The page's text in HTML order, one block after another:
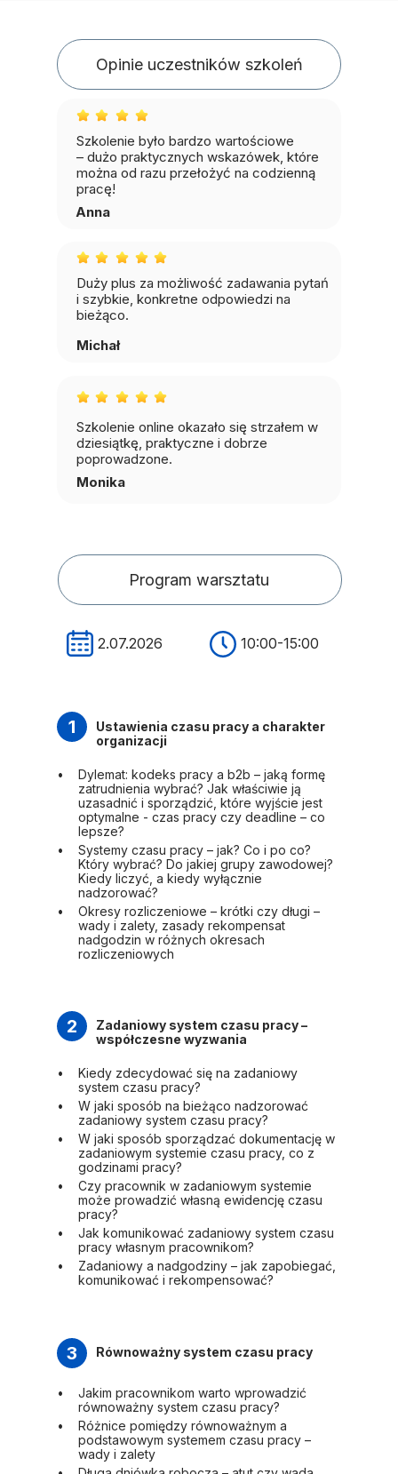
Opinie uczestników szkoleń
Szkolenie było bardzo wartościowe
– dużo praktycznych wskazówek, które
można od razu przełożyć na codzienną
pracę!
Anna
Michał
Duży plus za możliwość zadawania pytań
i szybkie, konkretne odpowiedzi na
bieżąco.
Monika
Szkolenie online okazało się strzałem w
dziesiątkę, praktyczne i dobrze
poprowadzone.
Program warsztatu
2.07.2026 10:00-15:00
1
Ustawienia czasu pracy a charakter
organizacji
Dylemat: kodeks pracy a b2b – jaką formę
zatrudnienia wybrać? Jak właściwie ją
uzasadnić i sporządzić, które wyjście jest
optymalne - czas pracy czy deadline – co
lepsze?
Systemy czasu pracy – jak? Co i po co?
Który wybrać? Do jakiej grupy zawodowej?
Kiedy liczyć, a kiedy wyłącznie
nadzorować?
Okresy rozliczeniowe – krótki czy długi –
wady i zalety, zasady rekompensat
nadgodzin w różnych okresach
rozliczeniowych
2
Zadaniowy system czasu pracy –
współczesne wyzwania
Kiedy zdecydować się na zadaniowy
system czasu pracy?
W jaki sposób na bieżąco nadzorować
zadaniowy system czasu pracy?
W jaki sposób sporządzać dokumentację w
zadaniowym systemie czasu pracy, co z
godzinami pracy?
Czy pracownik w zadaniowym systemie
może prowadzić własną ewidencję czasu
pracy?
Jak komunikować zadaniowy system czasu
pracy własnym pracownikom?
Zadaniowy a nadgodziny – jak zapobiegać,
komunikować i rekompensować?
3 Równoważny system czasu pracy
Jakim pracownikom warto wprowadzić
równoważny system czasu pracy?
Różnice pomiędzy równoważnym a
podstawowym systemem czasu pracy –
wady i zalety